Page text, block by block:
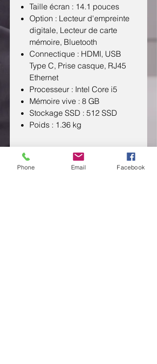
Taille écran : 14.1 pouces
Option : Lecteur d'empreinte
digitale, Lecteur de carte
mémoire, Bluetooth
Connectique : HDMI, USB
Type C, Prise casque, RJ45
Ethernet
Processeur : Intel Core i5
Mémoire vive : 8 GB
Stockage SSD : 512 SSD
Poids : 1.36 kg
Phone Email Facebook